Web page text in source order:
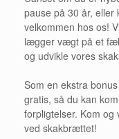
pause på 30 år, eller
velkommen hos os!
lægger vægt på et
og udvikle vores
Som en ekstra
gratis, så du kan
forpligtelser. Kom
ved skakbrættet!